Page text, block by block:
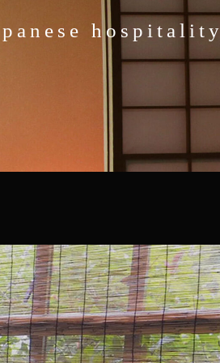
p a n e s e ho s p i t a l i ty